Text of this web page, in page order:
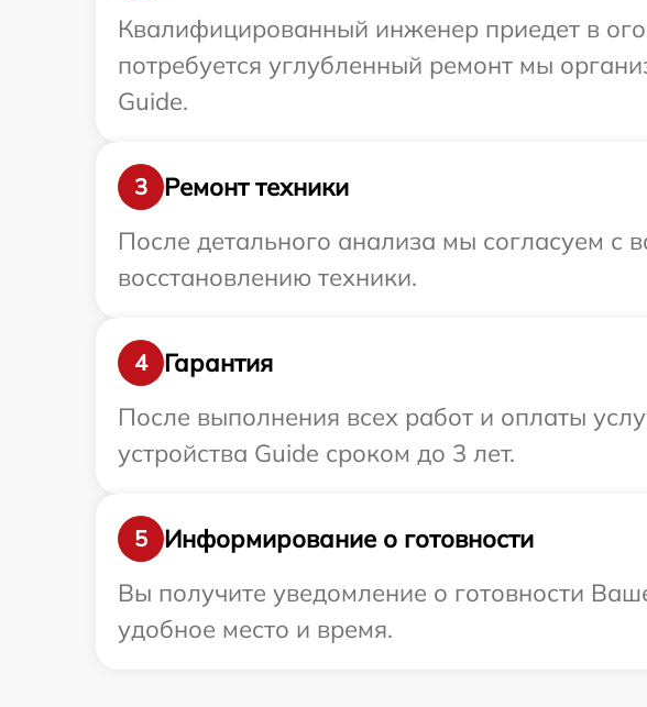
Квалифицированный инженер приедет в
потребуется углубленный ремонт мы
Guide.
3
Ремонт техники
После детального анализа мы согласуем с
восстановлению техники.
4
Гарантия
После выполнения всех работ и оплаты
устройства Guide сроком до 3 лет.
5
Информирование о готовности
Вы получите уведомление о готовности
удобное место и время.